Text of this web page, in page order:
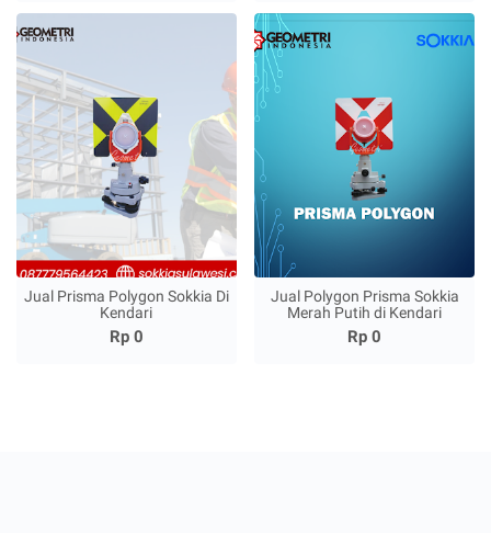
Jual Prisma Polygon Sokkia Di
Kendari
Rp 0
Jual Polygon Prisma Sokkia
Merah Putih di Kendari
Rp 0